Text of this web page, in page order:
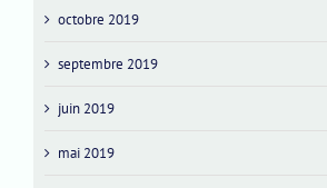
octobre 2019
septembre 2019
juin 2019
mai 2019